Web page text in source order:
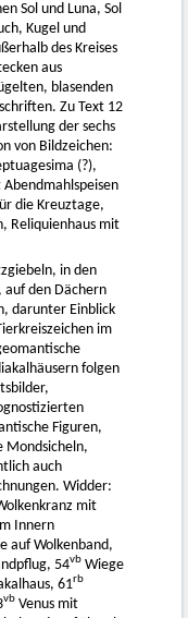
Sol und Luna, Sol
Kugel und
des Kreises
aus
blasenden
Zu Text 12
der sechs
von Bildzeichen:
(?),
die Kreuztage,
Reliquienhaus mit
in den
den Dächern
darunter Einblick
im
folgen
Figuren,
Mondsicheln,
auch
Widder:
mit
Innern
auf Wolkenband,
54vb Wiege
61rb
vb Venus mit